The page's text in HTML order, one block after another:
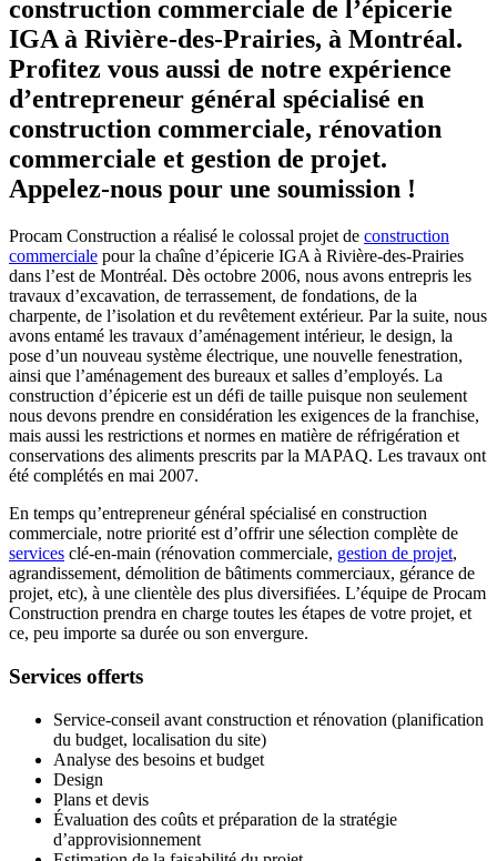
construction commerciale de l’épicerie
IGA à Rivière-des-Prairies, à Montréal.
Profitez vous aussi de notre expérience
d’entrepreneur général spécialisé en
construction commerciale, rénovation
commerciale et gestion de projet.
Appelez-nous pour une soumission !
Procam Construction a réalisé le colossal projet de construction
commerciale pour la chaîne d’épicerie IGA à Rivière-des-Prairies
dans l’est de Montréal. Dès octobre 2006, nous avons entrepris les
travaux d’excavation, de terrassement, de fondations, de la
charpente, de l’isolation et du revêtement extérieur. Par la suite, nous
avons entamé les travaux d’aménagement intérieur, le design, la
pose d’un nouveau système électrique, une nouvelle fenestration,
ainsi que l’aménagement des bureaux et salles d’employés. La
construction d’épicerie est un défi de taille puisque non seulement
nous devons prendre en considération les exigences de la franchise,
mais aussi les restrictions et normes en matière de réfrigération et
conservations des aliments prescrits par la MAPAQ. Les travaux ont
été complétés en mai 2007.
En temps qu’entrepreneur général spécialisé en construction
commerciale, notre priorité est d’offrir une sélection complète de
services clé-en-main (rénovation commerciale, gestion de projet,
agrandissement, démolition de bâtiments commerciaux, gérance de
projet, etc), à une clientèle des plus diversifiées. L’équipe de Procam
Construction prendra en charge toutes les étapes de votre projet, et
ce, peu importe sa durée ou son envergure.
Services offerts
Service-conseil avant construction et rénovation (planification
du budget, localisation du site)
Analyse des besoins et budget
Design
Plans et devis
Évaluation des coûts et préparation de la stratégie
d’approvisionnement